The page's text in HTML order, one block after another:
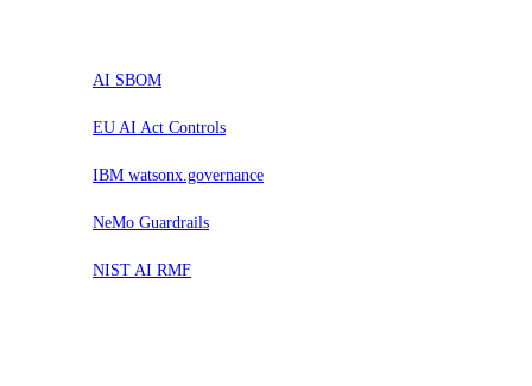
AI SBOM
EU AI Act Controls
IBM watsonx.governance
NeMo Guardrails
NIST AI RMF